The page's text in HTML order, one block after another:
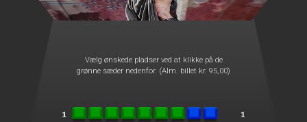
Vælg ønskede pladser ved at klikke på de
grønne sæder nedenfor. (Alm. billet kr. 95,00)